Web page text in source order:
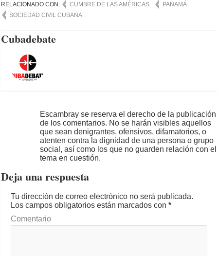
RELACIONADO CON: CUMBRE DE LAS AMÉRICAS
PANAMÁ
SOCIEDAD CIVIL CUBANA
Cubadebate
Escambray se reserva el derecho de la publicación
de los comentarios. No se harán visibles aquellos
que sean denigrantes, ofensivos, difamatorios, o
atenten contra la dignidad de una persona o grupo
social, así como los que no guarden relación con el
tema en cuestión.
Deja una respuesta
Tu dirección de correo electrónico no será publicada.
Los campos obligatorios están marcados con*
Comentario